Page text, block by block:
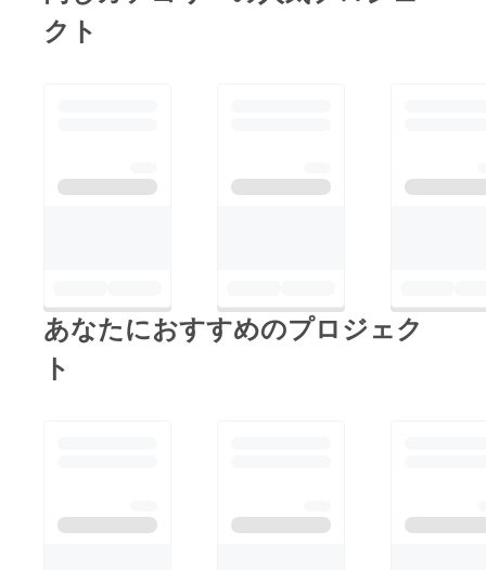
画などで画像も公開致
クト
あなたにおすすめのプロジェク
ト